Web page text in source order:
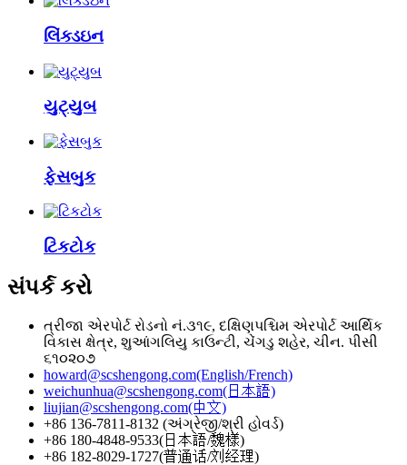
લિંક્ડઇન
યુટ્યુબ
ફેસબુક
ટિકટોક
સંપર્ક કરો
ત્રીજા એરપોર્ટ રોડનો નં.૩૧૯, દક્ષિણપશ્ચિમ એરપોર્ટ આર્થિક
વિકાસ ક્ષેત્ર, શુઆંગલિયુ કાઉન્ટી, ચેંગડુ શહેર, ચીન. પીસી
૬૧૦૨૦૭
howard@scshengong.com(English/French)
weichunhua@scshengong.com(日本語)
liujian@scshengong.com(中文)
+86 136-7811-8132 (અંગ્રેજી/શ્રી હોવર્ડ)
+86 180-4848-9533(日本語/魏樣)
+86 182-8029-1727(普通话/刘经理)